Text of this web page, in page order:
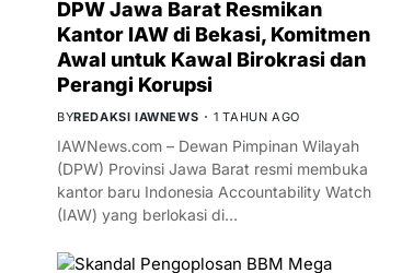
DPW Jawa Barat Resmikan
Kantor IAW di Bekasi, Komitmen
Awal untuk Kawal Birokrasi dan
Perangi Korupsi
BYREDAKSI IAWNEWS 1 TAHUN AGO
IAWNews.com – Dewan Pimpinan Wilayah
(DPW) Provinsi Jawa Barat resmi membuka
kantor baru Indonesia Accountability Watch
(IAW) yang berlokasi di…